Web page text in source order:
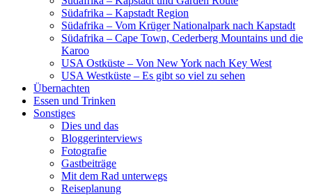
Südafrika – Kapstadt Region
Südafrika – Vom Krüger Nationalpark nach Kapstadt
Südafrika – Cape Town, Cederberg Mountains und die
Karoo
USA Ostküste – Von New York nach Key West
USA Westküste – Es gibt so viel zu sehen
Übernachten
Essen und Trinken
Sonstiges
Dies und das
Bloggerinterviews
Fotografie
Gastbeiträge
Mit dem Rad unterwegs
Reiseplanung